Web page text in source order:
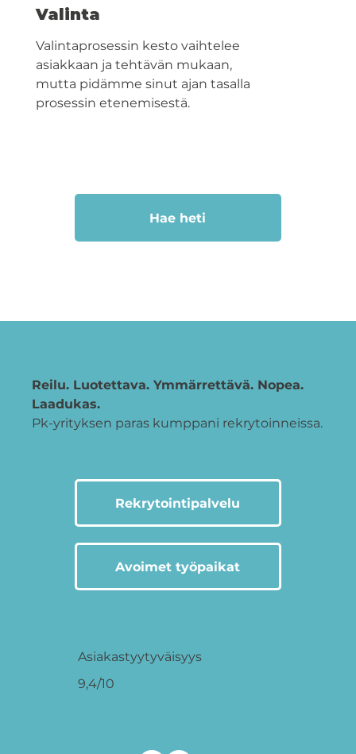
Valinta
Valintaprosessin kesto vaihtelee
asiakkaan ja tehtävän mukaan,
mutta pidämme sinut ajan tasalla
prosessin etenemisestä.
Hae heti
Reilu. Luotettava. Ymmärrettävä. Nopea.
Laadukas.
Pk-yrityksen paras kumppani rekrytoinneissa.
Rekrytointipalvelu
Avoimet työpaikat
Asiakastyytyväisyys
9,4/10